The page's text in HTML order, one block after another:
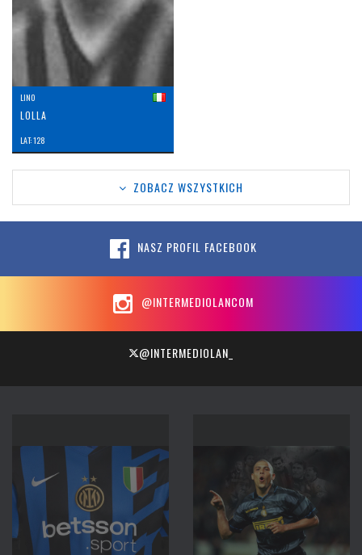
LINO
LOLLA
LAT: 128
ZOBACZ WSZYSTKICH
NASZ PROFIL FACEBOOK
@INTERMEDIOLANCOM
@INTERMEDIOLAN_